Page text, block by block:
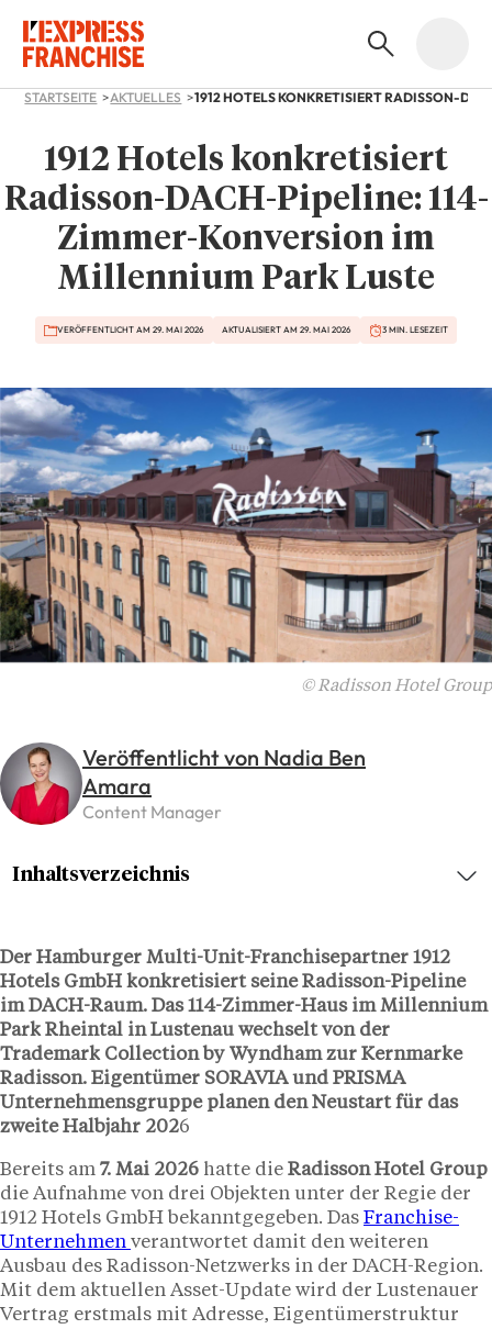
STARTSEITE AKTUELLES
1912 Hotels konkretisiert
Radisson-DACH-Pipeline: 114-
Zimmer-Konversion im
Millennium Park Luste
VERÖFFENTLICHT AM 29. MAI 2026 AKTUALISIERT AM 29. MAI 2026 3 MIN. LESEZEIT
© Radisson Hotel Group
Veröffentlicht von Nadia Ben
Amara
Content Manager
Der Hamburger Multi-Unit-Franchisepartner 1912
Hotels GmbH konkretisiert seine Radisson-Pipeline
im DACH-Raum. Das 114-Zimmer-Haus im Millennium
Park Rheintal in Lustenau wechselt von der
Trademark Collection by Wyndham zur Kernmarke
Radisson. Eigentümer SORAVIA und PRISMA
Unternehmensgruppe planen den Neustart für das
zweite Halbjahr 2026
Bereits am 7. Mai 2026 hatte die Radisson Hotel Group
die Aufnahme von drei Objekten unter der Regie der
1912 Hotels GmbH bekanntgegeben. Das Franchise-
Unternehmen verantwortet damit den weiteren
Ausbau des Radisson-Netzwerks in der DACH-Region.
Mit dem aktuellen Asset-Update wird der Lustenauer
Vertrag erstmals mit Adresse, Eigentümerstruktur
Inhaltsverzeichnis